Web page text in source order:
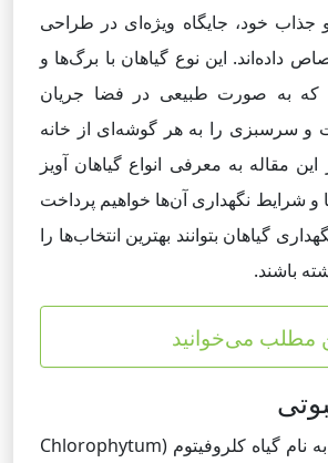
جذاب خود، جایگاه ویژه‌ای در طراحی
داده‌اند. این نوع گیاهان با برگ‌ها و
که به صورت طبیعی در فضا جریان
و سرسبزی را به هر گوشه‌ای از خانه
مقاله به معرفی انواع گیاهان آویز
و شرایط نگهداری آن‌ها خواهیم پرداخت
گیاهان بتوانند بهترین انتخاب‌ها را
باشند.
مطلب می‌خوانید
گیاه عنکبوتی، که به نام گیاه کلروفیتوم (Chlorophytum